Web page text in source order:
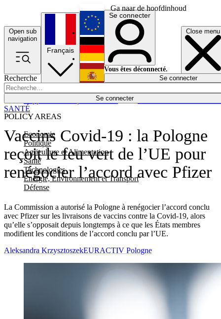
Ga naar de hoofdinhoud
Open sub
navigation
Close menu
Recherche
Se connecter
POLICY AREAS
Economie
Politique
Agriculture et Alimentation
Santé
Technologies
Energie, Environnement et Transport
Défense
Économie
Français
English
Deutsch
Español
Se connecter
Vous êtes déconnecté.
Se connecter
Vaccins Covid-19 : la Pologne
reçoit le feu vert de l’UE pour
renégocier l’accord avec Pfizer
La Commission a autorisé la Pologne à renégocier l’accord conclu
avec Pfizer sur les livraisons de vaccins contre la Covid-19, alors
qu’elle s’opposait depuis longtemps à ce que les États membres
modifient les conditions de l’accord conclu par l’UE.
SANTÉ
Aleksandra KrzysztoszekEURACTIV Pologne